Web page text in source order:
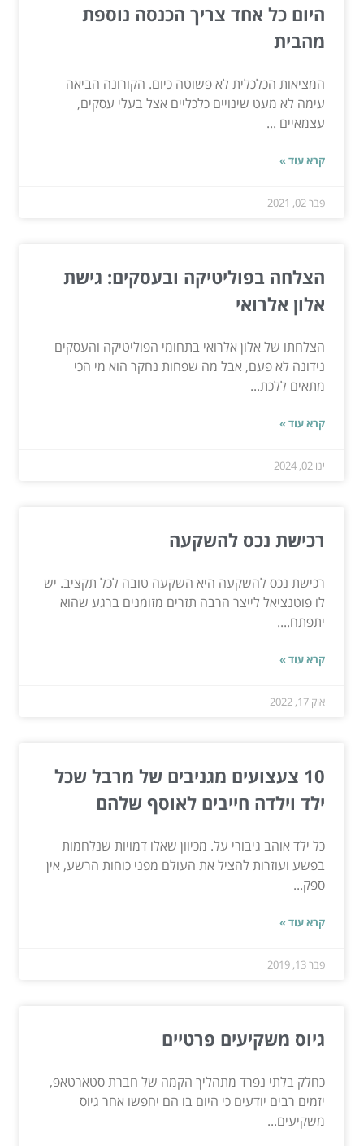
היום כל אחד צריך הכנסה נוספת
מהבית
המציאות הכלכלית לא פשוטה כיום. הקורונה הביאה
עימה לא מעט שינויים כלכליים אצל בעלי עסקים,
עצמאיים ...
קרא עוד »
פבר 02, 2021
הצלחה בפוליטיקה ובעסקים: גישת
אלון אלרואי
הצלחתו של אלון אלרואי בתחומי הפוליטיקה והעסקים
נידונה לא פעם, אבל מה שפחות נחקר הוא מי הכי
מתאים ללכת...
קרא עוד »
ינו 02, 2024
רכישת נכס להשקעה
רכישת נכס להשקעה היא השקעה טובה לכל תקציב. יש
לו פוטנציאל לייצר הרבה תזרים מזומנים ברגע שהוא
יתפתח....
קרא עוד »
אוק 17, 2022
10 צעצועים מגניבים של מרבל שכל
ילד וילדה חייבים לאוסף שלהם
כל ילד אוהב גיבורי על. מכיוון שאלו דמויות שנלחמות
בפשע ועוזרות להציל את העולם מפני כוחות הרשע, אין
ספק...
קרא עוד »
פבר 13, 2019
גיוס משקיעים פרטיים
כחלק בלתי נפרד מתהליך הקמה של חברת סטארטאפ,
יזמים רבים יודעים כי היום בו הם יחפשו אחר גיוס
משקיעים...